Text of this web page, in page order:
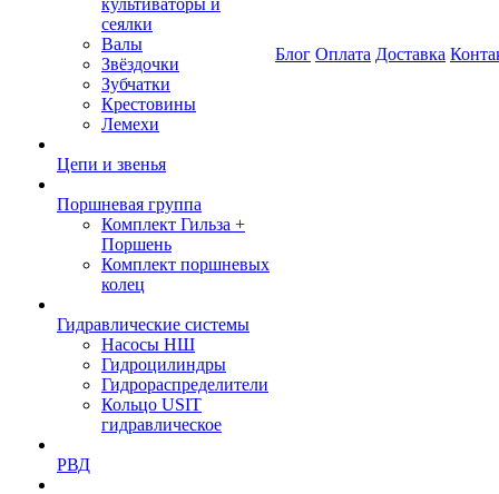
культиваторы и
сеялки
Валы
Звёздочки
Зубчатки
Крестовины
Лемехи
Цепи и звенья
Поршневая группа
Комплект Гильза +
Поршень
Комплект поршневых
колец
Гидравлические системы
Насосы НШ
Гидроцилиндры
Гидрораспределители
Кольцо USIT
гидравлическое
РВД
Блог Оплата Доставка